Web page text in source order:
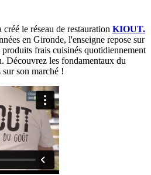
le réseau de restauration KIOUT.
en Gironde, l'enseigne repose sur
frais cuisinés quotidiennement
Découvrez les fondamentaux du
son marché !